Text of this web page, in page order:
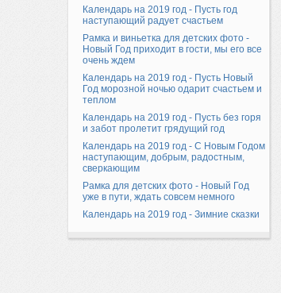
Календарь на 2019 год - Пусть год
наступающий радует счастьем
Рамка и виньетка для детских фото -
Новый Год приходит в гости, мы его все
очень ждем
Календарь на 2019 год - Пусть Новый
Год морозной ночью одарит счастьем и
теплом
Календарь на 2019 год - Пусть без горя
и забот пролетит грядущий год
Календарь на 2019 год - С Новым Годом
наступающим, добрым, радостным,
сверкающим
Рамка для детских фото - Новый Год
уже в пути, ждать совсем немного
Календарь на 2019 год - Зимние сказки